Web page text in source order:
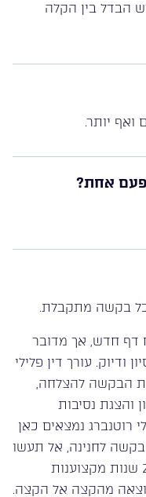
הבדל בין הקלה
ואף יותר.
אחת?
בקשה מתקבלת.
דף חדש, אך מדובר
ודיוק. עורך דין פלילי
את הבקשה להצלחה,
והצגת נסיבות
רוטנברג נמצאים כאן
לחנינה, אל תעשו
זאת לבד. ליווי שלנו עם ניסיון של 25 שנות מקצוענות
מהקצה אל הקצה.